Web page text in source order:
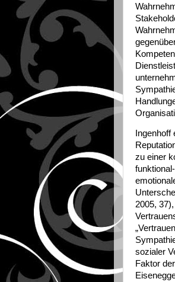
zu einer
2005,
sozialer
Faktor